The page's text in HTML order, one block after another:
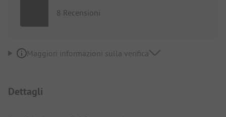
8 Recensioni
Maggiori informazioni sulla verifica
Dettagli